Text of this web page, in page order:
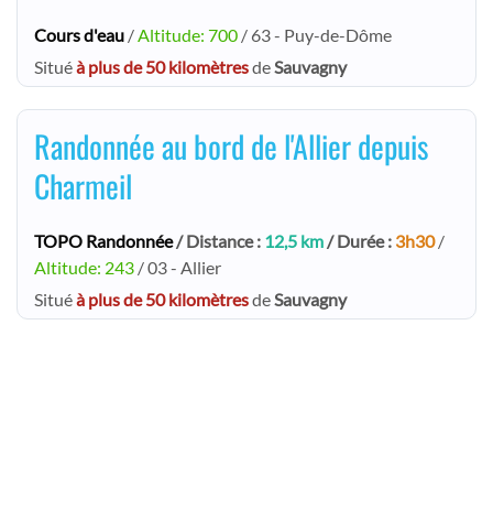
Cours d'eau /Altitude: 700 / 63 - Puy-de-Dôme
Situéà plus de 50 kilomètresdeSauvagny
Randonnée au bord de l'Allier depuis
Charmeil
TOPO Randonnée/ Distance : 12,5 km/ Durée : 3h30/
Altitude: 243 / 03 - Allier
Situéà plus de 50 kilomètresdeSauvagny